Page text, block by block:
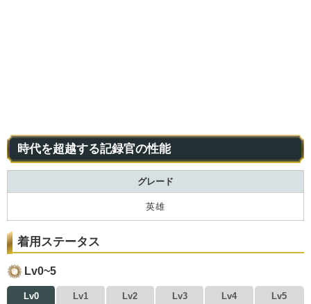
時代を超越する記録官の性能
グレード
英雄
着用ステータス
Lv0~5
Lv0 Lv1 Lv2 Lv3 Lv4 Lv5